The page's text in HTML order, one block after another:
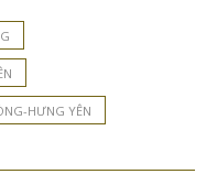
HƯNG YÊN